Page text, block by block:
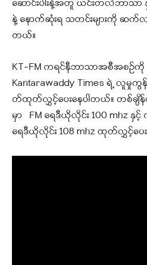
ဆောင်းပါးနဲ့အတူ ယင်းတလဲဘာသ
နဲ့ နောက်ဆုံးရ သတင်းများကို ဆက်လ
တယ်။
KT-FM ကရင်နီဘာသာအစီအစဉ်ကို
Kantarawaddy Times ရဲ့ လူမှု
တ်ထုတ်လွှင့်ပေးနေပါတယ်။ တစ်ချိ
မှာ FM ရေဒီယိုလိုင်း 100 mhz နှင့်
ရေဒီယိုလိုင်း 108 mhz ထုတ်လွှင့်ပေ